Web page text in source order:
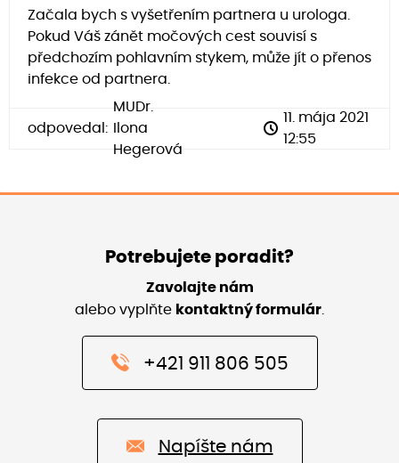
Začala bych s vyšetřením partnera u urologa.
Pokud Váš zánět močových cest souvisí s
předchozím pohlavním stykem, může jít o přenos
infekce od partnera.
odpovedal:
MUDr.
Ilona
Hegerová
11. mája 2021
12:55
Potrebujete poradit?
Zavolajte nám
alebo vyplňte kontaktný formulár
+421 911 806 505
Napíšte nám